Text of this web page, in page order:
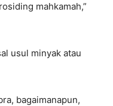
mahkamah,”
usul minyak atau
bagaimanapun,